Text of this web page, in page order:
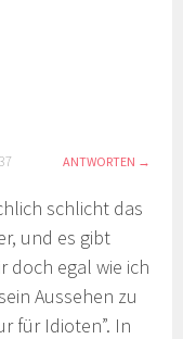
ANTWORTEN
schlicht das
und es gibt
doch egal wie ich
Aussehen zu
für Idioten”. In